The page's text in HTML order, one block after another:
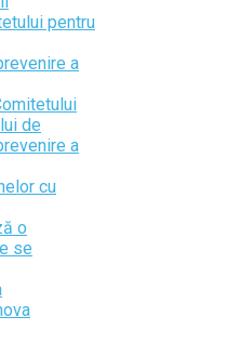
pentru
a
de
a
cu
o
se